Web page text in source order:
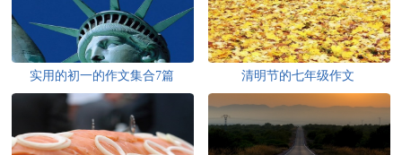
实用的初一的作文集合7篇 清明节的七年级作文